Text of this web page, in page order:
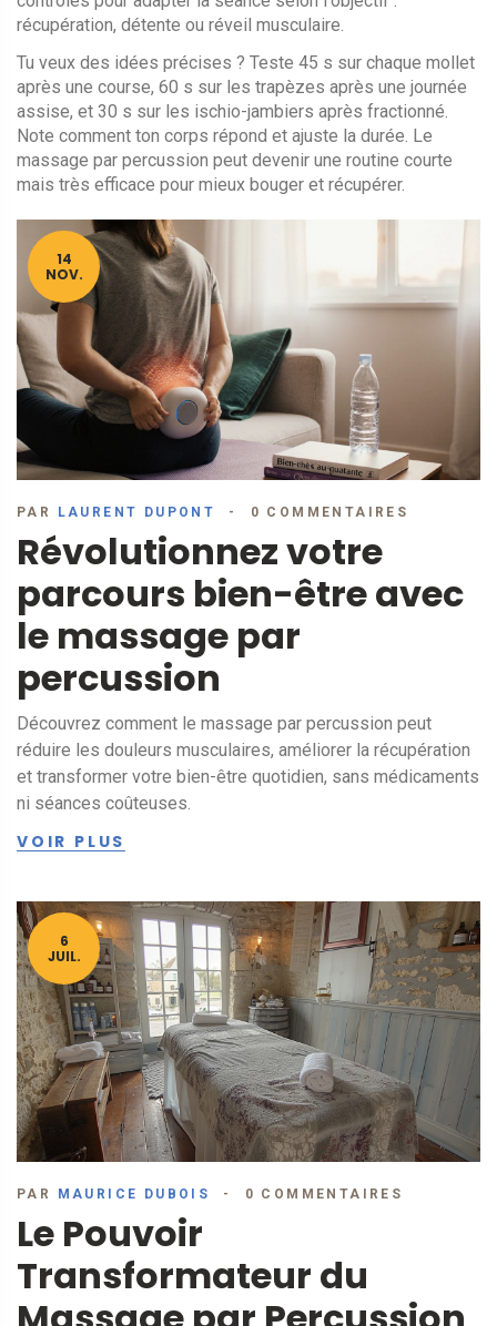
récupération, détente ou réveil musculaire.
Tu veux des idées précises ? Teste 45 s sur chaque mollet
après une course, 60 s sur les trapèzes après une journée
assise, et 30 s sur les ischio-jambiers après fractionné.
Note comment ton corps répond et ajuste la durée. Le
massage par percussion peut devenir une routine courte
mais très efficace pour mieux bouger et récupérer.
14
NOV.
PAR LAURENT DUPONT 0 COMMENTAIRES
Révolutionnez votre
parcours bien-être avec
le massage par
percussion
Découvrez comment le massage par percussion peut
réduire les douleurs musculaires, améliorer la récupération
et transformer votre bien-être quotidien, sans médicaments
ni séances coûteuses.
VOIR PLUS
6
JUIL.
PAR MAURICE DUBOIS 0 COMMENTAIRES
Le Pouvoir
Transformateur du